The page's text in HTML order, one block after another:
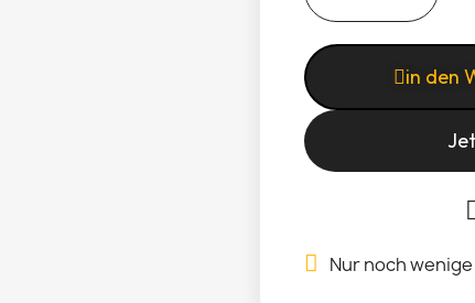
in den
Nur noch